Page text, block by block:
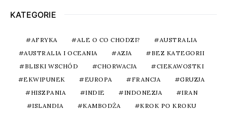
KATEGORIE
AFRYKA ALE O CO CHODZI?
AUSTRALIA
AUSTRALIA I OCEANIA
AZJA
BEZ KATEGORII
BLISKI WSCHÓD
CHORWACJA
CIEKAWOSTKI
EKWIPUNEK
EUROPA FRANCJA
GRUZJA
HISZPANIA
INDIE INDONEZJA
IRAN
ISLANDIA
KAMBODŻA
KROK PO KROKU